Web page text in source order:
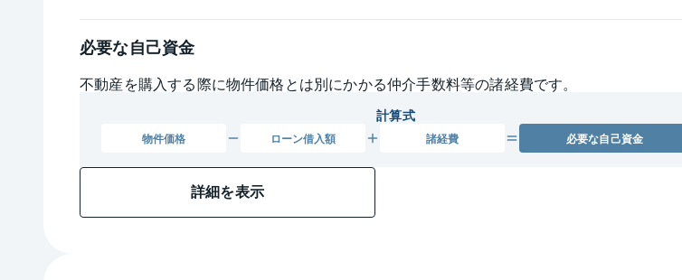
必要な自己資金
不動産を購入する際に物件価格とは別にかかる仲介手数料等の諸経費です。
計算式
物件価格 ローン借入額 諸経費 必要な自己資金
詳細を表示